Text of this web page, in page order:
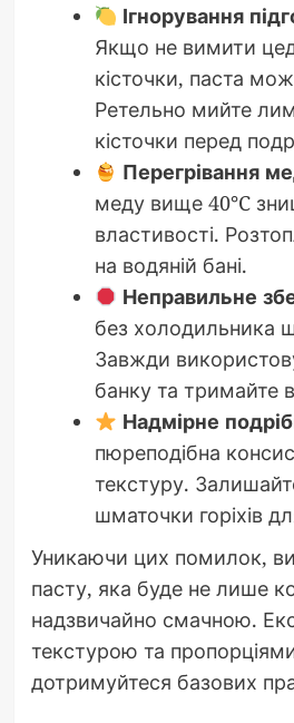
Ігнорування
Якщо не вимити
кісточки, паста
Ретельно мийте
кісточки перед
Перегрівання
меду вище 40°C
властивості.
на водяній бані.
Неправильне
без холодильника
Завжди
банку та тримайте
Надмірне
пюреподібна
текстуру.
шматочки горіхів
Уникаючи цих помилок,
пасту, яка буде не лише
надзвичайно смачною.
текстурою та
дотримуйтеся базових